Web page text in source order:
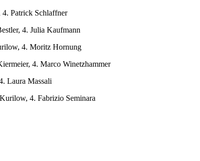
Patrick Schlaffner
4. Julia Kaufmann
4. Moritz Hornung
4. Marco Winetzhammer
Laura Massali
4. Fabrizio Seminara